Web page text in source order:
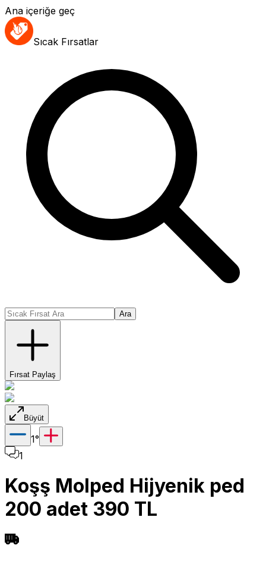
Ana içeriğe geç
Sıcak Fırsatlar
Ara
Fırsat Paylaş
Büyüt
1°
1
Koşş Molped Hijyenik ped
200 adet 390 TL